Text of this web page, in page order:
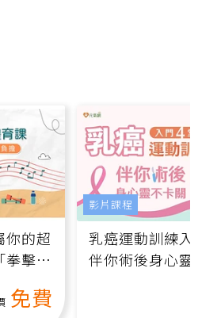
你的超
拳擊有
免費
乳癌運動訓練入
伴你術後身心靈
影片課程